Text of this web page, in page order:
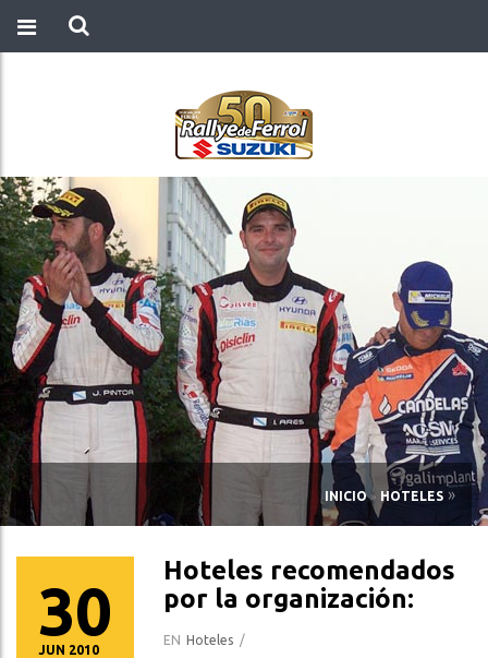
INICIO» HOTELES »
30
JUN 2010
Hoteles recomendados
por la organización:
EN Hoteles /